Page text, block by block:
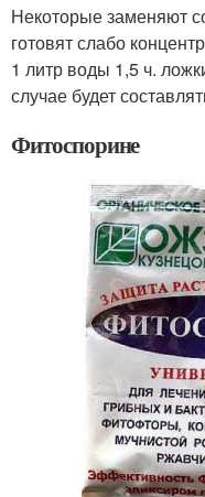
Некоторые заменяют
готовят слабо
1 литр воды 1,5 ч.
случае будет
Фитоспорине